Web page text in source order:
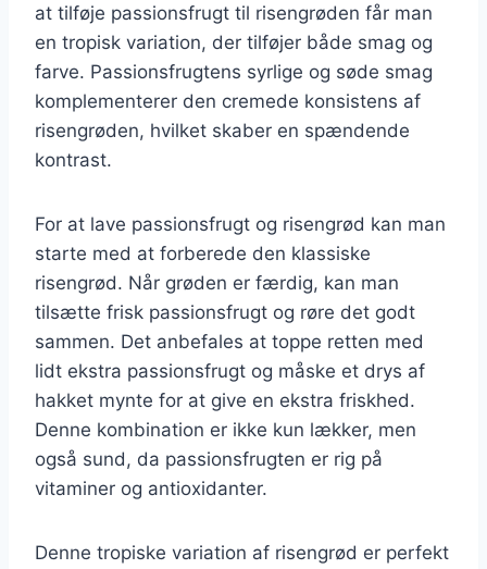
at tilføje passionsfrugt til risengrøden får man
en tropisk variation, der tilføjer både smag og
farve. Passionsfrugtens syrlige og søde smag
komplementerer den cremede konsistens af
risengrøden, hvilket skaber en spændende
kontrast.
For at lave passionsfrugt og risengrød kan man
starte med at forberede den klassiske
risengrød. Når grøden er færdig, kan man
tilsætte frisk passionsfrugt og røre det godt
sammen. Det anbefales at toppe retten med
lidt ekstra passionsfrugt og måske et drys af
hakket mynte for at give en ekstra friskhed.
Denne kombination er ikke kun lækker, men
også sund, da passionsfrugten er rig på
vitaminer og antioxidanter.
Denne tropiske variation af risengrød er perfekt